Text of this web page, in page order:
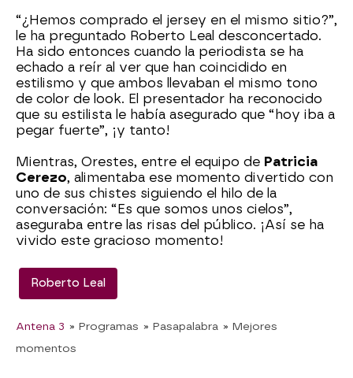
“¿Hemos comprado el jersey en el mismo sitio?”,
le ha preguntado Roberto Leal desconcertado.
Ha sido entonces cuando la periodista se ha
echado a reír al ver que han coincidido en
estilismo y que ambos llevaban el mismo tono
de color de look. El presentador ha reconocido
que su estilista le había asegurado que “hoy iba a
pegar fuerte”, ¡y tanto!
Mientras, Orestes, entre el equipo de Patricia
Cerezo, alimentaba ese momento divertido con
uno de sus chistes siguiendo el hilo de la
conversación: “Es que somos unos cielos”,
aseguraba entre las risas del público. ¡Así se ha
vivido este gracioso momento!
Roberto Leal
Antena 3 » Programas » Pasapalabra » Mejores
momentos